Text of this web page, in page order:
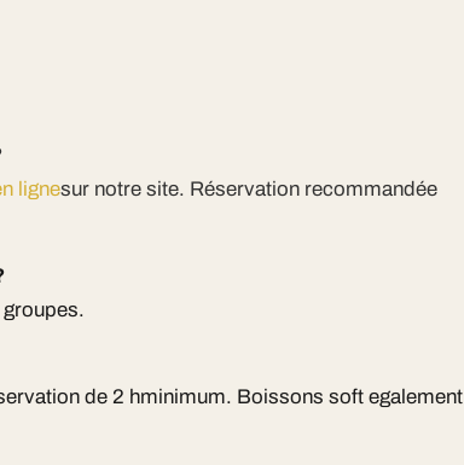
lignesur notre site. Réservation recommandée
de 2 hminimum. Boissons soft egalement